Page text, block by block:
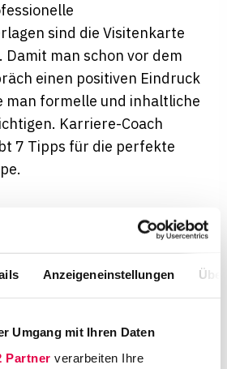
Anzeigeneinstellungen
Umgang mit Ihren Daten
Partner verarbeiten Ihre
sind die Visitenkarte
Damit man schon vor dem
einen positiven Eindruck
man formelle und inhaltliche
Karriere-Coach
7 Tipps für die perfekte